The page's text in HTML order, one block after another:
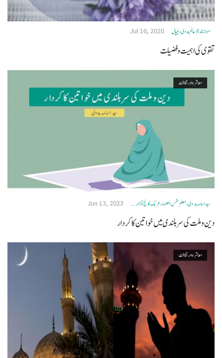
مولانا ندیم عالم ہدوی، نيپال Jul 16, 2020
تقوی کی اہمیت و فضیلت
معاشرہ اور ثقافت
سید اسامہ ہدوی، معلم شمس العلماء عربک کالج توڈار ... Jun 13, 2023
دین و ملت کی سربلندی میں خواتین کا کردار
معاشرہ اور ثقافت